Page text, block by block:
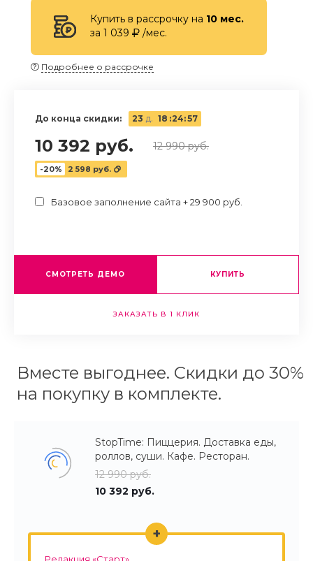
Купить в рассрочку на 10 мес.
за 1 039
/мес.
Подробнее о рассрочке
До конца скидки: 23 д. 18 :24:57
10 392 руб. 12 990 руб.
-20% 2 598 руб.
Базовое заполнение сайта + 29 900 руб.
СМОТРЕТЬ ДЕМО КУПИТЬ
ЗАКАЗАТЬ В 1 КЛИК
Вместе выгоднее. Скидки до 30%
на покупку в комплекте.
StopTime: Пиццерия. Доставка еды,
роллов, суши. Кафе. Ресторан.
12 990 руб.
10 392 руб.
+